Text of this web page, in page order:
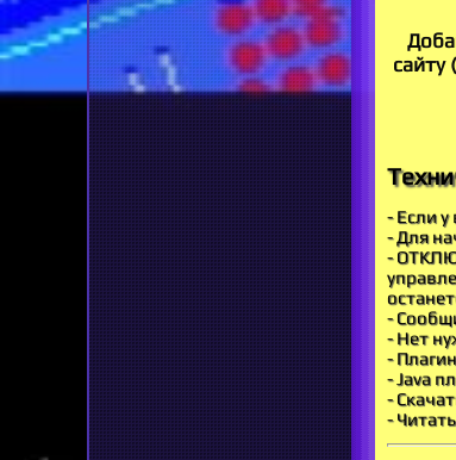
сайту
- Если у
- Для
-
-
- Нет
-
- Java
-
- Читать